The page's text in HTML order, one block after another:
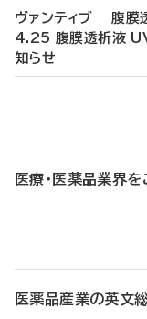
ヴァンティブ 腹膜
4.25 腹膜透析液
知らせ
医療・医薬品業界
医薬品産業の英文